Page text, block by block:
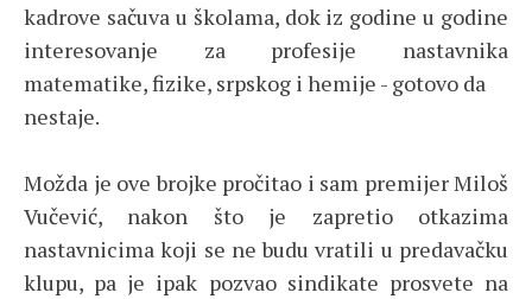
kadrove sačuva u školama, dok iz godine u godine
interesovanje za profesije nastavnika
matematike, fizike, srpskog i hemije - gotovo da
nestaje.
Možda je ove brojke pročitao i sam premijer Miloš
Vučević, nakon što je zapretio otkazima
nastavnicima koji se ne budu vratili u predavačku
klupu, pa je ipak pozvao sindikate prosvete na